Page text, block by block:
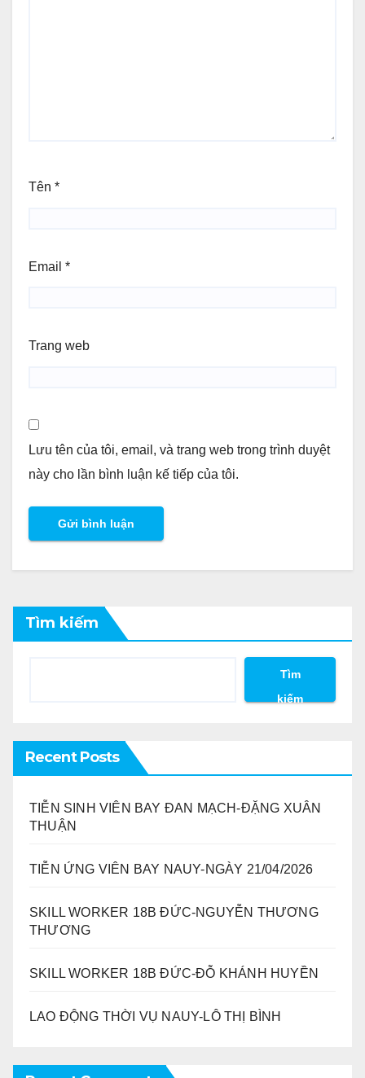
Tên *
Email *
Trang web
Lưu tên của tôi, email, và trang web trong trình duyệt
này cho lần bình luận kế tiếp của tôi.
Tìm kiếm
Tìm
kiếm
Recent Posts
TIỄN SINH VIÊN BAY ĐAN MẠCH-ĐẶNG XUÂN
THUẬN
TIỄN ỨNG VIÊN BAY NAUY-NGÀY 21/04/2026
SKILL WORKER 18B ĐỨC-NGUYỄN THƯƠNG
THƯƠNG
SKILL WORKER 18B ĐỨC-ĐỖ KHÁNH HUYỀN
LAO ĐỘNG THỜI VỤ NAUY-LÔ THỊ BÌNH